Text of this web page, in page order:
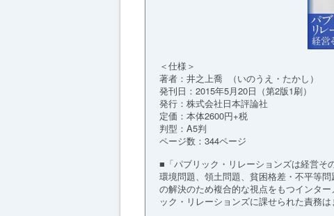
＜仕様＞
著者：井之上喬 （いのうえ・たかし）
発刊日：2015年5月20日（第2版1刷）
発行：株式会社日本評論社
定価：本体2600円+税
判型：A5判
ページ数：344ページ
■「パブリック・リレーションズは経営そ
環境問題、領土問題、貧困格差・不平等
の解決のため複合的な視点をもつインタ
ック・リレーションズに課せられた責務